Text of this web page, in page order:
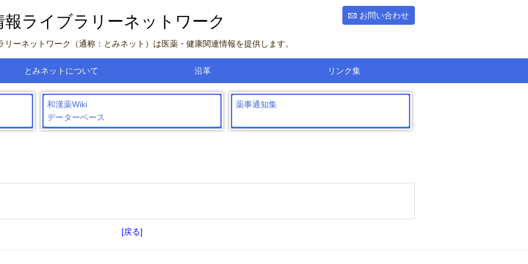
ライブラリーネットワーク お問い合わせ
ーネットワーク（通称：とみネット）は医薬・健康関連情報を提供します。
とみネットについて 沿革 リンク集
和漢薬Wiki
データーベース
薬事通知集
[戻る]